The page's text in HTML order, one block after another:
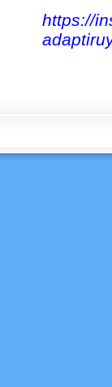
https://